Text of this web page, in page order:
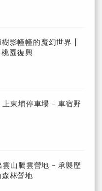
影幢幢的魔幻世界 |
園復興
東埔停車場 - 車宿野
山騰雲營地 - 承襲歷
林營地